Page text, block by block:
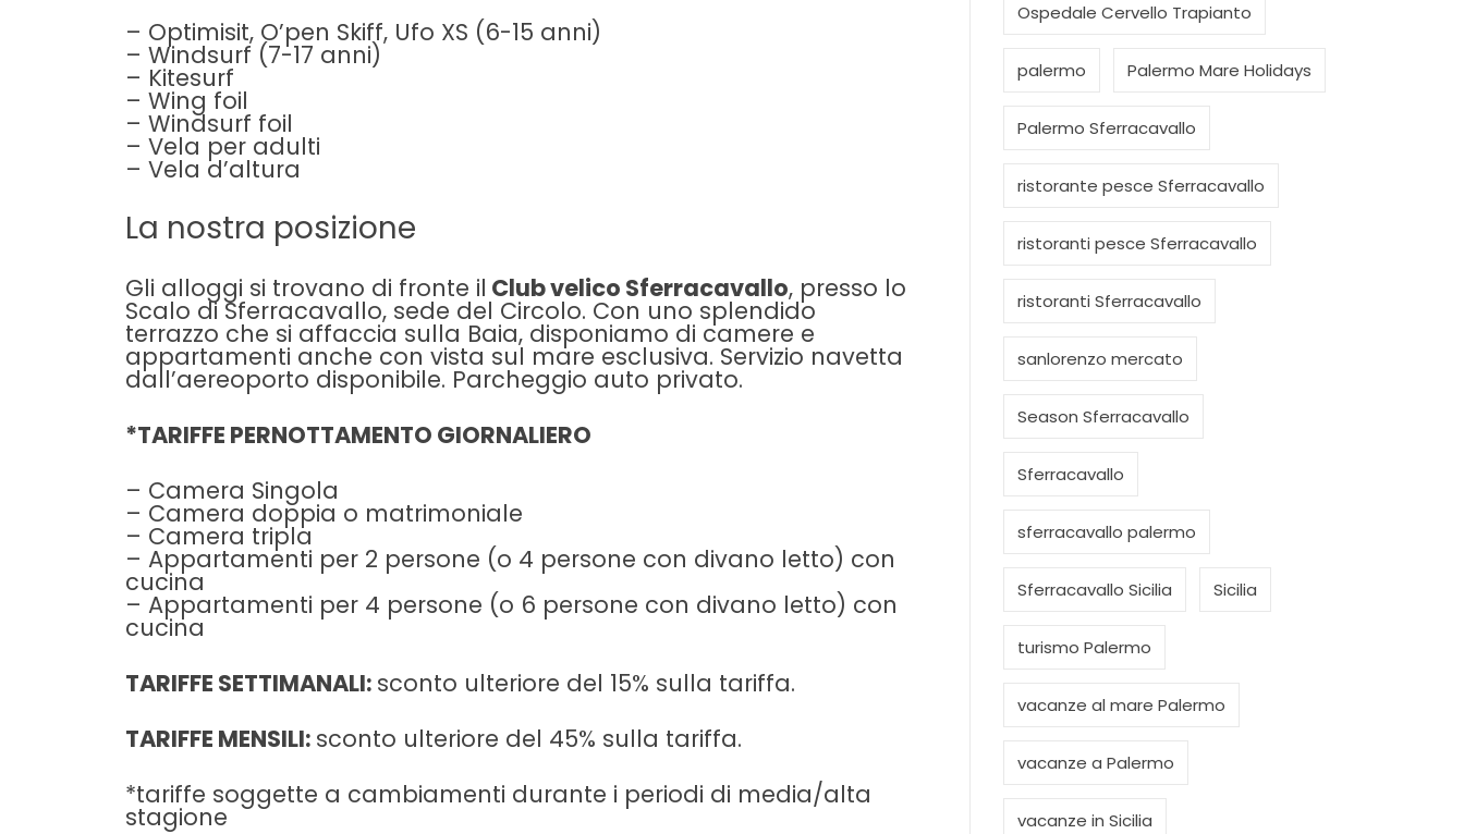
– Optimisit, O’pen Skiff, Ufo XS (6-15 anni)
– Windsurf (7-17 anni)
– Kitesurf
– Wing foil
– Windsurf foil
– Vela per adulti
– Vela d’altura
La nostra posizione
Gli alloggi si trovano di fronte il Club velico Sferracavallo, presso lo
Scalo di Sferracavallo, sede del Circolo. Con uno splendido
terrazzo che si affaccia sulla Baia, disponiamo di camere e
appartamenti anche con vista sul mare esclusiva. Servizio navetta
dall’aereoporto disponibile. Parcheggio auto privato.
*TARIFFE PERNOTTAMENTO GIORNALIERO
– Camera Singola
– Camera doppia o matrimoniale
– Camera tripla
– Appartamenti per 2 persone (o 4 persone con divano letto) con
cucina
– Appartamenti per 4 persone (o 6 persone con divano letto) con
cucina
TARIFFE SETTIMANALI: sconto ulteriore del 15% sulla tariffa.
TARIFFE MENSILI: sconto ulteriore del 45% sulla tariffa.
*tariffe soggette a cambiamenti durante i periodi di media/alta
stagione
Ospedale Cervello Trapianto
palermo Palermo Mare Holidays
Palermo Sferracavallo
ristorante pesce Sferracavallo
ristoranti pesce Sferracavallo
ristoranti Sferracavallo
sanlorenzo mercato
Season Sferracavallo
Sferracavallo
sferracavallo palermo
Sferracavallo Sicilia Sicilia
turismo Palermo
vacanze al mare Palermo
vacanze a Palermo
vacanze in Sicilia